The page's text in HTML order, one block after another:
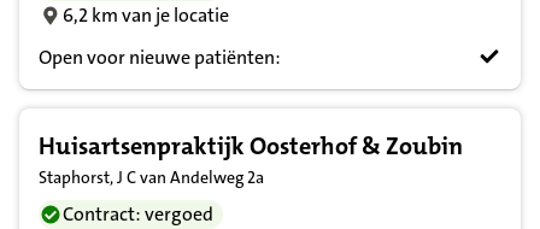
6,2 km van je locatie
Open voor nieuwe patiënten:
Huisartsenpraktijk Oosterhof & Zoubin
Staphorst, J C van Andelweg 2a
Contract: vergoed